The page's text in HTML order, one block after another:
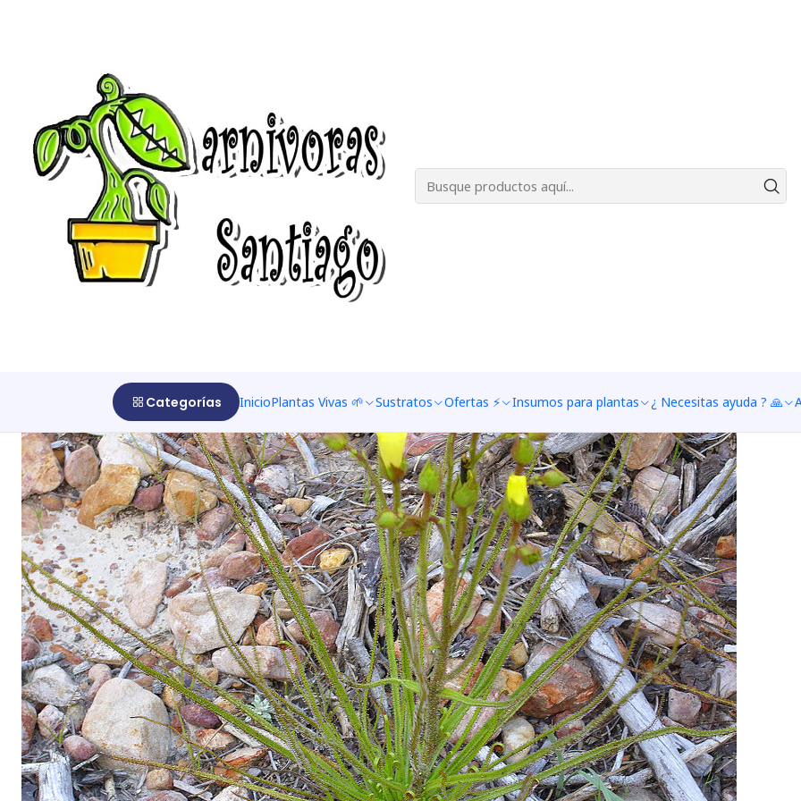
Categorías InicioPlantas Vivas 🌱 Sustratos Ofertas ⚡ Insumos para plantas ¿ Necesitas ayuda ? 🙏
Cuidado drosophyllum
Características
Planta insectívora con flores amarillas de 5 pétalos que aparecen en primavera, situadas sobre un tallo de
unos 20 cm de largo, cuyos extremos están enrollados. Las hojas son pegajosas al estar recubiertas de pelos
glandulares desprenden gotitas de una secreción viscosa y aromática por la que los insectos se sienten fuertemente
cuanto más forcejean por libererarse, puesto que se ven retenidos por un número cada vez mayor de tentáculos.
digestivas situadas en el pelo comienzan a descomponer la presa mediante la secreción de enzimas que la